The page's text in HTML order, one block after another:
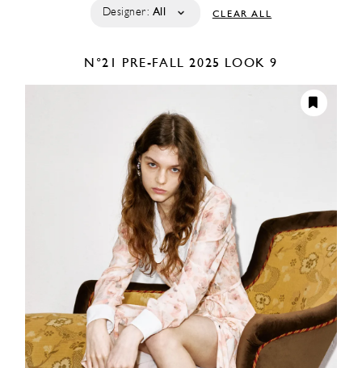
Designer: All CLEAR ALL
N°21 PRE-FALL 2025 LOOK 9